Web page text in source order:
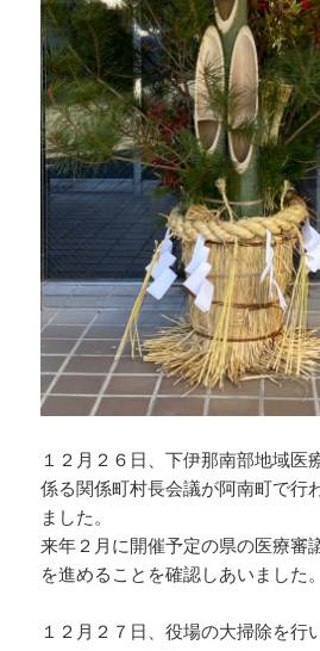
１２月２６日、下伊那南部地域医
係る関係町村長会議が阿南町で行
ました。
来年２月に開催予定の県の医療審
を進めることを確認しあいました。
１２月２７日、役場の大掃除を行